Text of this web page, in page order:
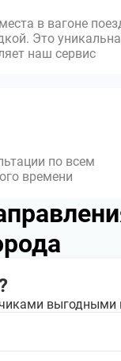
в вагоне
Это
наш сервис
по всем
времени